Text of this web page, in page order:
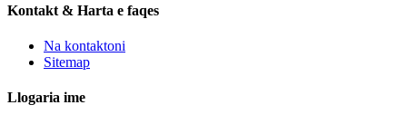
Kontakt & Harta e faqes
Na kontaktoni
Sitemap
Llogaria ime